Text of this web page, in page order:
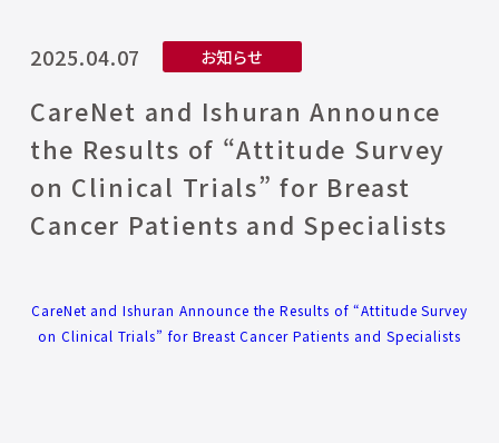
2025.04.07 お知らせ
CareNet and Ishuran Announce
the Results of “Attitude Survey
on Clinical Trials” for Breast
Cancer Patients and Specialists
CareNet and Ishuran Announce the Results of “Attitude Survey
on Clinical Trials” for Breast Cancer Patients and Specialists